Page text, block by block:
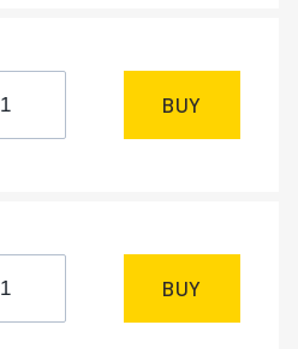
BUY
BUY